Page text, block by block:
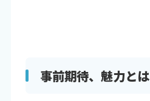
事前期待、魅力とは